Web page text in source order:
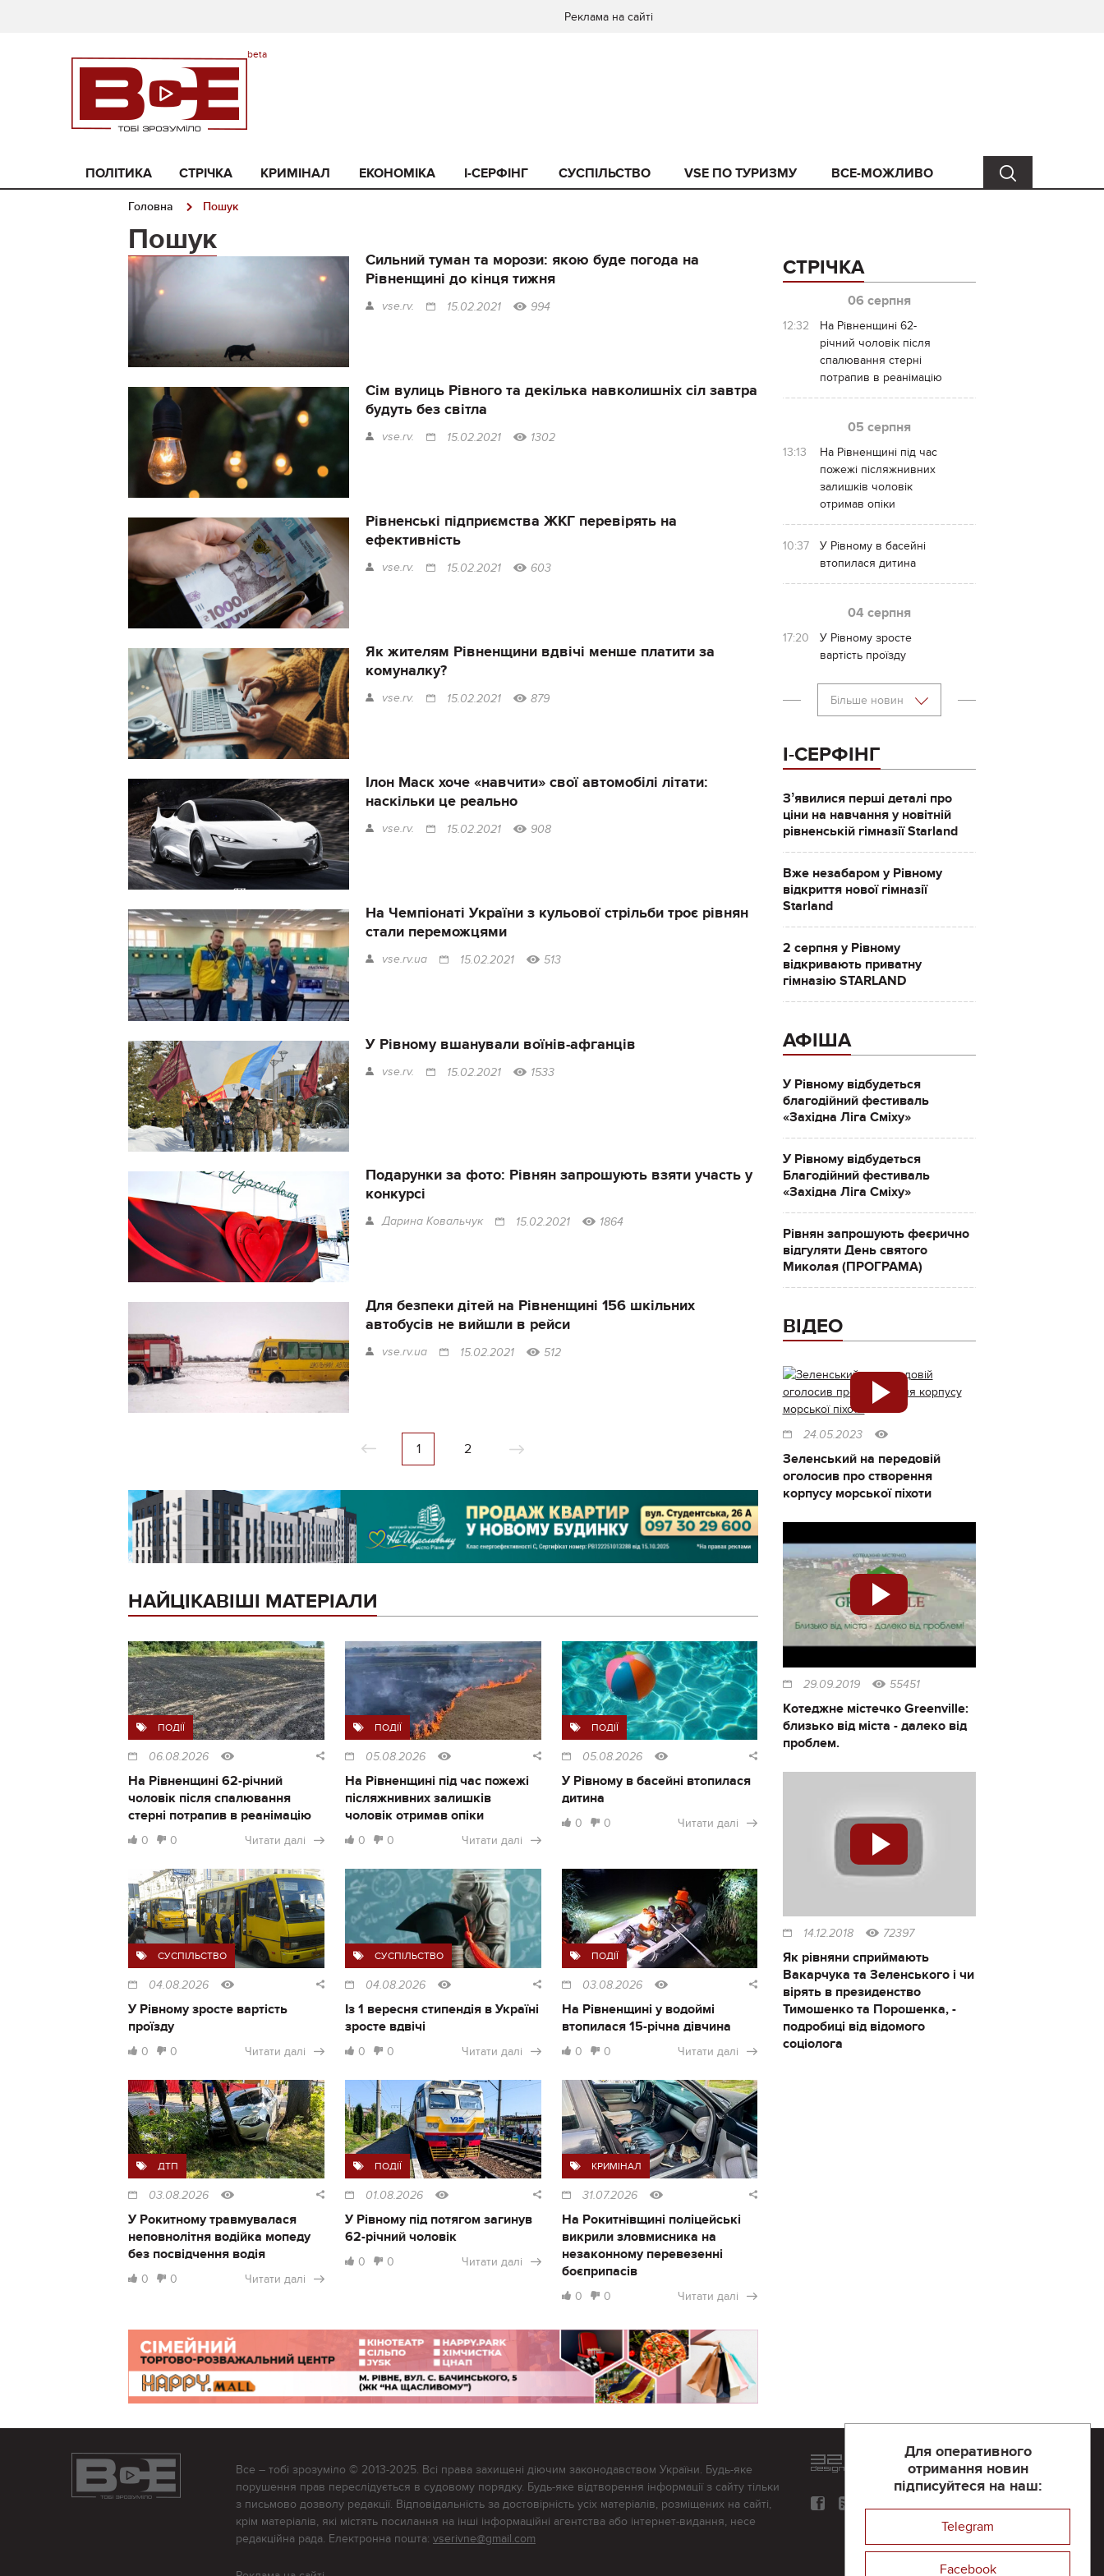
Реклама на сайті
ПОЛІТИКА СТРІЧКА КРИМІНАЛ ЕКОНОМІКА I-СЕРФІНГ СУСПІЛЬСТВО VSE ПО ТУРИЗМУ ВСЕ-МОЖЛИВО
Головна Пошук
Пошук
Сильний туман та морози: якою буде погода на
Рівненщині до кінця тижня
vse.rv. 15.02.2021 994
Сім вулиць Рівного та декілька навколишніх сіл завтра
будуть без світла
vse.rv. 15.02.2021 1302
Рівненські підприємства ЖКГ перевірять на
ефективність
vse.rv. 15.02.2021 603
Як жителям Рівненщини вдвічі менше платити за
комуналку?
vse.rv. 15.02.2021 879
Ілон Маск хоче «навчити» свої автомобілі літати:
наскільки це реально
vse.rv. 15.02.2021 908
На Чемпіонаті України з кульової стрільби троє рівнян
стали переможцями
vse.rv.ua 15.02.2021 513
У Рівному вшанували воїнів-афганців
vse.rv. 15.02.2021 1533
Подарунки за фото: Рівнян запрошують взяти участь у
конкурсі
Дарина Ковальчук 15.02.2021 1864
Для безпеки дітей на Рівненщині 156 шкільних
автобусів не вийшли в рейси
vse.rv.ua 15.02.2021 512
1 2
НАЙЦІКАВІШІ МАТЕРІАЛИ
ПОДІЇ
06.08.2026
На Рівненщині 62-річний
чоловік після спалювання
стерні потрапив в реанімацію
0 0 Читати далі
ПОДІЇ
05.08.2026
На Рівненщині під час пожежі
післяжнивних залишків
чоловік отримав опіки
0 0 Читати далі
ПОДІЇ
05.08.2026
У Рівному в басейні втопилася
дитина
0 0 Читати далі
СУСПІЛЬСТВО
04.08.2026
У Рівному зросте вартість
проїзду
0 0 Читати далі
СУСПІЛЬСТВО
04.08.2026
Із 1 вересня стипендія в Україні
зросте вдвічі
0 0 Читати далі
ПОДІЇ
03.08.2026
На Рівненщині у водоймі
втопилася 15-річна дівчина
0 0 Читати далі
ДТП
03.08.2026
У Рокитному травмувалася
неповнолітня водійка мопеду
без посвідчення водія
0 0 Читати далі
ПОДІЇ
01.08.2026
У Рівному під потягом загинув
62-річний чоловік
0 0 Читати далі
КРИМІНАЛ
31.07.2026
На Рокитнівщині поліцейські
викрили зловмисника на
незаконному перевезенні
боєприпасів
0 0 Читати далі
СТРІЧКА
06 серпня
12:32
На Рівненщині 62-
річний чоловік після
спалювання стерні
потрапив в реанімацію
05 серпня
13:13
На Рівненщині під час
пожежі післяжнивних
залишків чоловік
отримав опіки
10:37
У Рівному в басейні
втопилася дитина
04 серпня
17:20
У Рівному зросте
вартість проїзду
Більше новин
І-СЕРФІНГ
Зʼявилися перші деталі про
ціни на навчання у новітній
рівненській гімназії Starland
Вже незабаром у Рівному
відкриття нової гімназії
Starland
2 серпня у Рівному
відкривають приватну
гімназію STARLAND
АФІША
У Рівному відбудеться
благодійний фестиваль
«Західна Ліга Сміху»
У Рівному відбудеться
Благодійний фестиваль
«Західна Ліга Сміху»
Рівнян запрошують феєрично
відгуляти День святого
Миколая (ПРОГРАМА)
ВІДЕО
24.05.2023
Зеленський на передовій
оголосив про створення
корпусу морської піхоти
29.09.2019 55451
Котеджне містечко Greenville:
близько від міста - далеко від
проблем.
14.12.2018 72397
Як рівняни сприймають
Вакарчука та Зеленського і чи
вірять в президенство
Тимошенко та Порошенка, -
подробиці від відомого
соціолога
Для оперативного
отримання новин
підписуйтеся на наш:
Telegram
Facebook
Все – тобі зрозуміло © 2013-2025. Всі права захищені діючим законодавством України. Будь-яке
порушення прав переслідується в судовому порядку. Будь-яке відтворення інформації з сайту тільки
з письмово дозволу редакції. Відповідальність за достовірність усіх матеріалів, розміщених на сайті,
крім матеріалів, які містять посилання на інші інформаційні агентства або інтернет-видання, несе
редакційна рада. Електронна пошта: vserivne@gmail.com
Розроблений та підтримується
компанії 32х32